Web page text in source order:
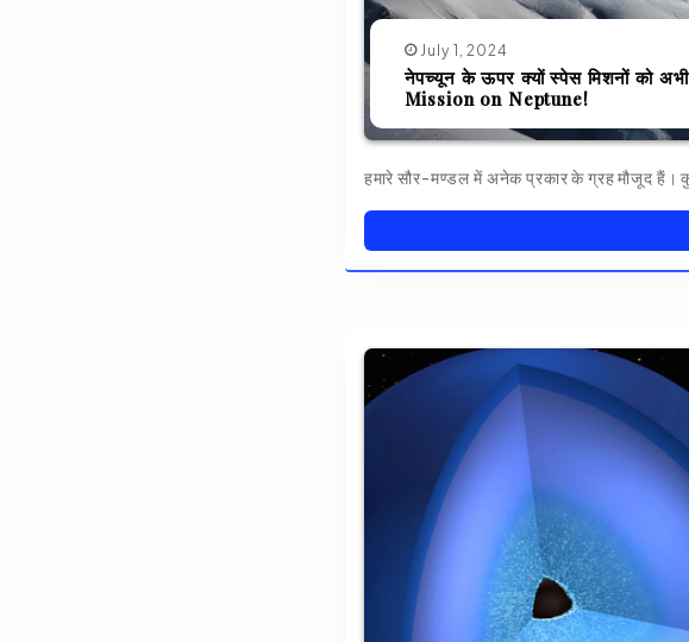
July 1, 2024
नेपच्यून के ऊपर क्यों स्पेस मिशनों को
Mission on Neptune!
हमारे सौर-मण्डल में अनेक प्रकार के ग्रह मौजूद हैं।